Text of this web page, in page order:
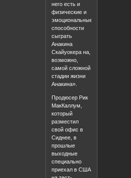
него есть и
физические и
эмоциональные
способности
сыграть
Анакина
Скайуокера на,
возможно,
самой сложной
стадии жизни
Анакина».
Продюсер Рик
МакКаллум,
который
разместил
свой офис в
Сиднее, в
прошлые
выходные
специально
приехал в США